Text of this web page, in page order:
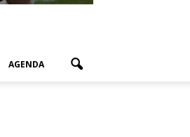
AGENDA